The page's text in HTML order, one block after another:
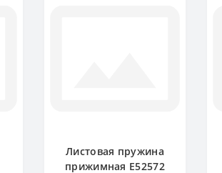
Листовая пружина
прижимная E52572